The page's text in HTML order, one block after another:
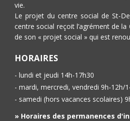
vie.
Le projet du centre social de St-
centre social reçoit l’agrément de la
de son « projet social » qui est
HORAIRES
- lundi et jeudi 14h-17h30
- mardi, mercredi, vendredi 9h-12h/
- samedi (hors vacances scolaires)
» Horaires des permanences